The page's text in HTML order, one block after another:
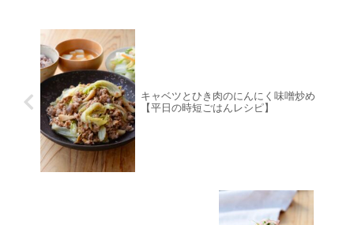
キャベツとひき肉のにんにく味噌炒め
【平日の時短ごはんレシピ】